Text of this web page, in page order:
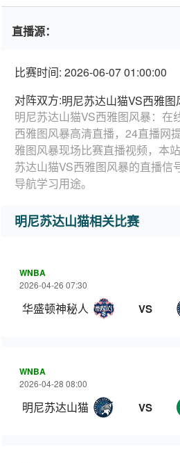
直播源：
比赛时间: 2026-06-07 01:00:00
对阵双方:明尼苏达山猫VS西雅图
明尼苏达山猫VS西雅图风暴：在
西雅图风暴高清直播，24直播网
雅图风暴现场比赛直播视频，本
苏达山猫VS西雅图风暴的直播信
导航学习用途。
明尼苏达山猫相关比赛
WNBA
2026-04-26 07:30
华盛顿神秘人 VS
WNBA
2026-04-28 08:00
明尼苏达山猫 VS